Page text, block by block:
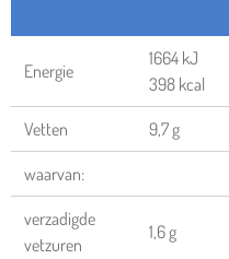
Energie
1664 kJ
398 kcal
Vetten 9,7 g
waarvan:
verzadigde
vetzuren
1,6 g